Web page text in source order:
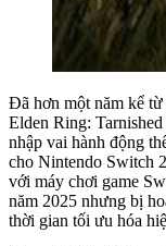
Đã hơn một năm kể
Elden Ring:
nhập vai hành động
cho Nintendo Switch
với máy chơi game
năm 2025 nhưng bị
thời gian tối ưu hóa